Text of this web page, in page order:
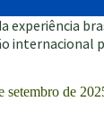
experiência
internacional
setembro de